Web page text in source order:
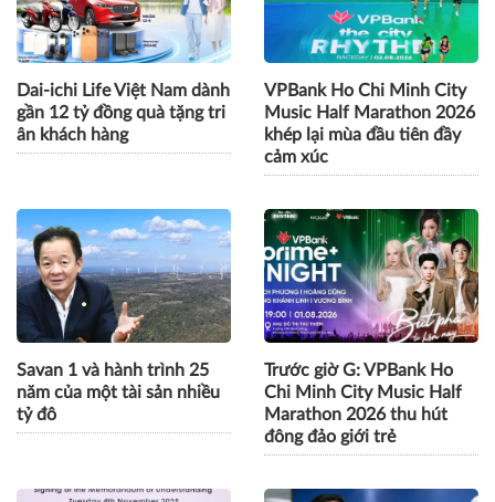
Dai-ichi Life Việt Nam dành
gần 12 tỷ đồng quà tặng tri
ân khách hàng
VPBank Ho Chi Minh City
Music Half Marathon 2026
khép lại mùa đầu tiên đầy
cảm xúc
Savan 1 và hành trình 25
năm của một tài sản nhiều
tỷ đô
Trước giờ G: VPBank Ho
Chi Minh City Music Half
Marathon 2026 thu hút
đông đảo giới trẻ